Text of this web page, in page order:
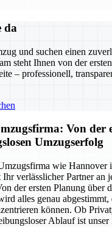
da
und suchen einen
steht Ihnen von der
– professionell,
Von der
Umzugserfolg
wie Hannover
verlässlicher Partner an
der ersten Planung über
alles genau
können. Ob
Ablauf ist unser